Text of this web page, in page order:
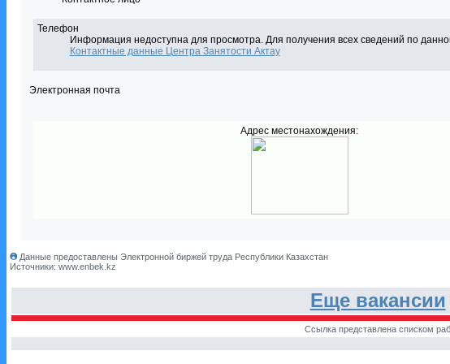
Телефон
Информация недоступна для просмотра. Для получения всех сведений по
Контактные данные Центра Занятости Актау
Электронная почта
Адрес местонахождения:
Данные предоставлены Электронной биржей труда Республики Казахстан
Источники: www.enbek.kz
Еще вакансии
Ссылка представлена списком